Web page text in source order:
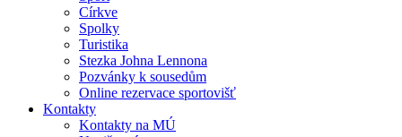
Církve
Spolky
Turistika
Stezka Johna Lennona
Pozvánky k sousedům
Online rezervace sportovišť
Kontakty
Kontakty na MÚ